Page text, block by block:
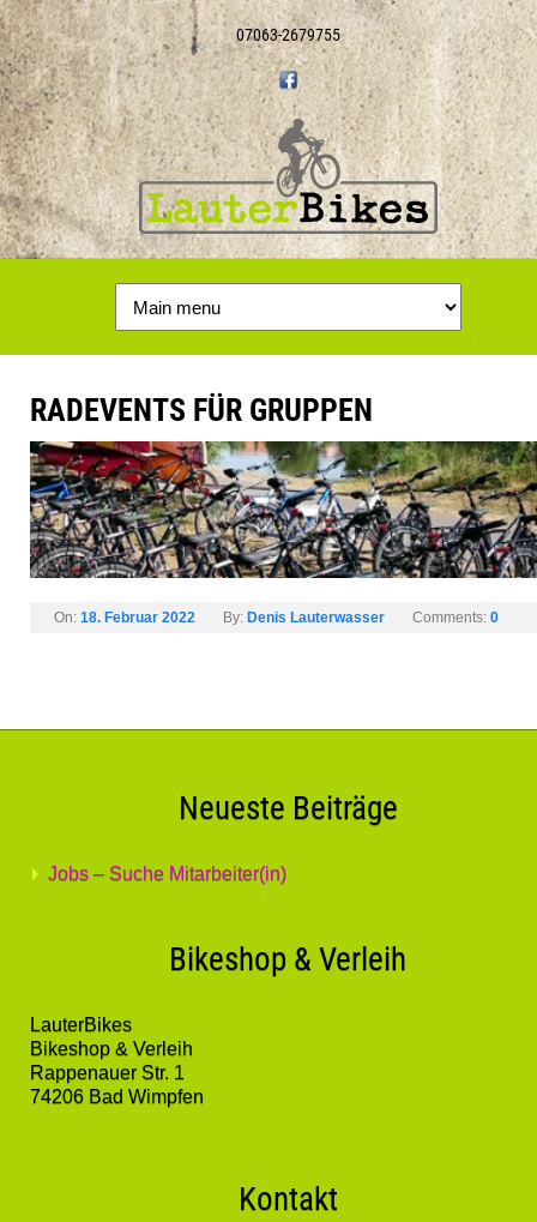
07063-2679755
RADEVENTS FÜR GRUPPEN
On: 18. Februar 2022 By: Denis Lauterwasser Comments: 0
Neueste Beiträge
Jobs – Suche Mitarbeiter(in)
Bikeshop & Verleih
LauterBikes
Bikeshop & Verleih
Rappenauer Str. 1
74206 Bad Wimpfen
Kontakt